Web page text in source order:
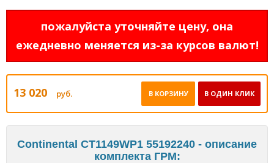
пожалуйста уточняйте цену, она
ежедневно меняется из-за курсов валют!
13 020 руб. В ОДИН КЛИК
В КОРЗИНУ
Continental CT1149WP1 55192240 - описание
комплекта ГРМ: